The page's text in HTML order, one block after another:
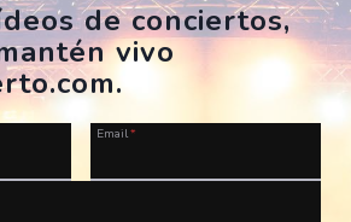
BZRP #53
Festival
de conciertos,
vivo
Email*